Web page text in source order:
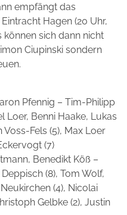
empfängt das
Hagen (20 Uhr,
können sich dann nicht
Ciupinski sondern
Pfennig – Tim-Philipp
Loer, Benni Haake, Lukas
Voss-Fels (5), Max Loer
(7)
Benedikt Köß –
(8), Tom Wolf,
(4), Nicolai
Gelbke (2), Justin